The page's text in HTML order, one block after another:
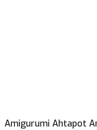
Amigurumi Ahtapot